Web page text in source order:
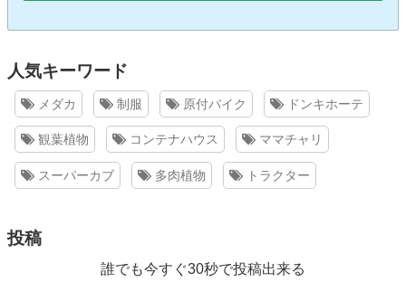
人気キーワード
メダカ 制服 原付バイク ドンキホーテ
観葉植物 コンテナハウス ママチャリ
スーパーカブ 多肉植物 トラクター
投稿
誰でも今すぐ30秒で投稿出来る